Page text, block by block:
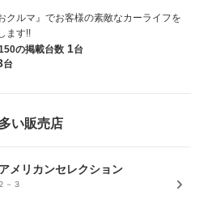
クルマ』でお客様の素敵なカーライフを
ます!!
の掲載台数 1台
台
い販売店
メリカンセレクション
－３